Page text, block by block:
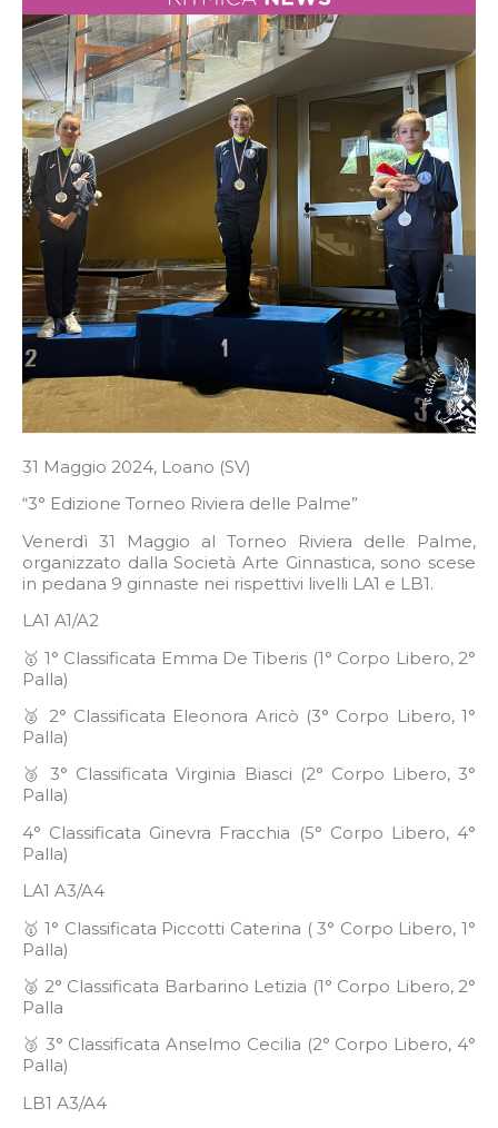
31 Maggio 2024, Loano (SV)
“3° Edizione Torneo Riviera delle Palme”
Venerdì 31 Maggio al Torneo Riviera delle Palme,
organizzato dalla Società Arte Ginnastica, sono scese
in pedana 9 ginnaste nei rispettivi livelli LA1 e LB1.
LA1 A1/A2
🥇 1° Classificata Emma De Tiberis (1° Corpo Libero, 2°
Palla)
🥈 2° Classificata Eleonora Aricò (3° Corpo Libero, 1°
Palla)
🥉 3° Classificata Virginia Biasci (2° Corpo Libero, 3°
Palla)
4° Classificata Ginevra Fracchia (5° Corpo Libero, 4°
Palla)
LA1 A3/A4
🥇 1° Classificata Piccotti Caterina ( 3° Corpo Libero, 1°
Palla)
🥈 2° Classificata Barbarino Letizia (1° Corpo Libero, 2°
Palla
🥉 3° Classificata Anselmo Cecilia (2° Corpo Libero, 4°
Palla)
LB1 A3/A4